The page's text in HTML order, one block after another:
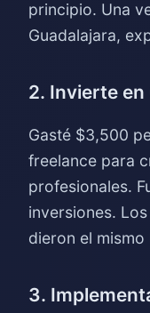
principio. Una
Guadalajara,
2. Invierte en
Gasté $3,500
freelance para
profesionales.
inversiones.
dieron el mismo
3.